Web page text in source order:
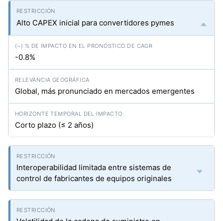
Alto CAPEX inicial para convertidores pymes
-0.8%
Global, más pronunciado en mercados emergentes
Corto plazo (≤ 2 años)
Interoperabilidad limitada entre sistemas de
control de fabricantes de equipos originales